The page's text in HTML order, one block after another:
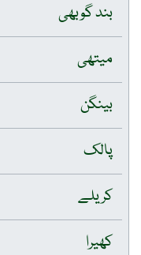
بند گوبھی
میتھی
بینگن
پالک
کریلے
کھیرا